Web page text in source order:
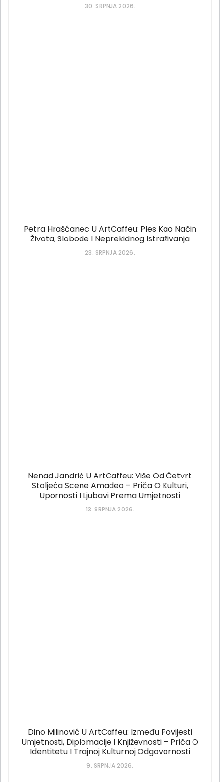
30. SRPNJA 2026.
Petra Hrašćanec U ArtCaffeu: Ples Kao Način
Života, Slobode I Neprekidnog Istraživanja
23. SRPNJA 2026.
Nenad Jandrić U ArtCaffeu: Više Od Četvrt
Stoljeća Scene Amadeo – Priča O Kulturi,
Upornosti I Ljubavi Prema Umjetnosti
13. SRPNJA 2026.
Dino Milinović U ArtCaffeu: Između Povijesti
Umjetnosti, Diplomacije I Književnosti – Priča O
Identitetu I Trajnoj Kulturnoj Odgovornosti
9. SRPNJA 2026.